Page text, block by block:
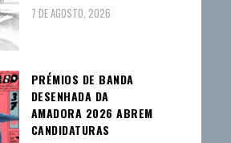
7 DE AGOSTO, 2026
PRÉMIOS DE BANDA
DESENHADA DA
AMADORA 2026 ABREM
CANDIDATURAS